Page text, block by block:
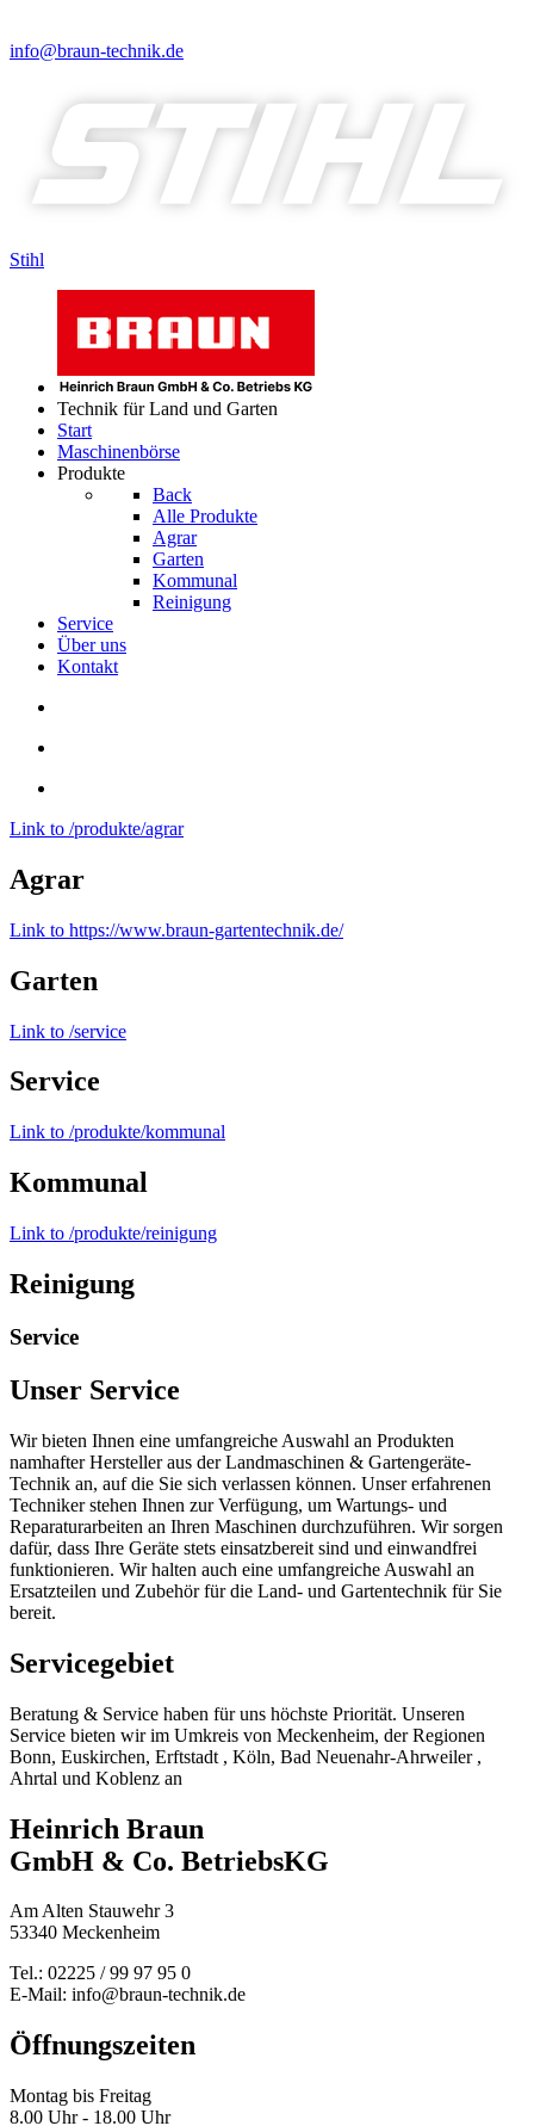
info@braun-technik.de
Stihl
Technik für Land und Garten
Start
Maschinenbörse
Produkte
Back
Alle Produkte
Agrar
Garten
Kommunal
Reinigung
Service
Über uns
Kontakt
Link to /produkte/agrar
Agrar
Link to https://www.braun-gartentechnik.de/
Garten
Link to /service
Service
Link to /produkte/kommunal
Kommunal
Link to /produkte/reinigung
Reinigung
Service
Unser Service
Wir bieten Ihnen eine umfangreiche Auswahl an Produkten
namhafter Hersteller aus der Landmaschinen & Gartengeräte-
Technik an, auf die Sie sich verlassen können. Unser erfahrenen
Techniker stehen Ihnen zur Verfügung, um Wartungs- und
Reparaturarbeiten an Ihren Maschinen durchzuführen. Wir sorgen
dafür, dass Ihre Geräte stets einsatzbereit sind und einwandfrei
funktionieren. Wir halten auch eine umfangreiche Auswahl an
Ersatzteilen und Zubehör für die Land- und Gartentechnik für Sie
bereit.
Servicegebiet
Beratung & Service haben für uns höchste Priorität. Unseren
Service bieten wir im Umkreis von Meckenheim, der Regionen
Bonn, Euskirchen, Erftstadt , Köln, Bad Neuenahr-Ahrweiler ,
Ahrtal und Koblenz an
Heinrich Braun
GmbH & Co. BetriebsKG
Am Alten Stauwehr 3
53340 Meckenheim
Tel.: 02225 / 99 97 95 0
E-Mail: info@braun-technik.de
Öffnungszeiten
Montag bis Freitag
8.00 Uhr - 18.00 Uhr